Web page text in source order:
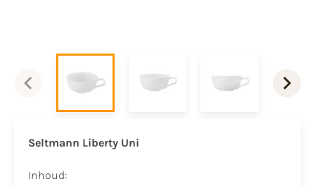
Seltmann Liberty Uni
Inhoud: